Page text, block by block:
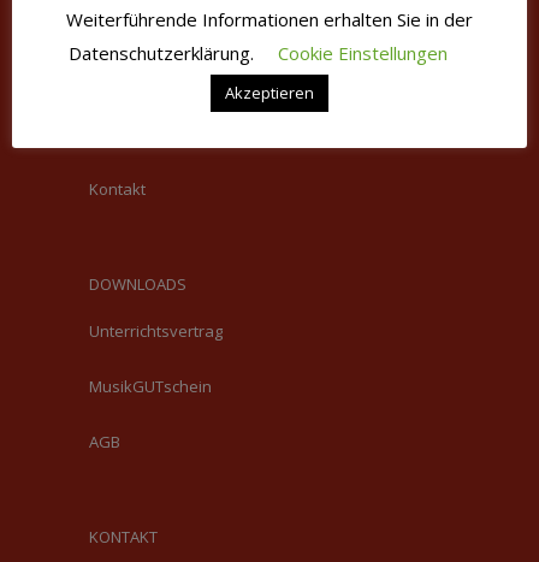
VERSCHIEDENES
Kontakt
DOWNLOADS
Unterrichtsvertrag
MusikGUTschein
AGB
KONTAKT
Weiterführende Informationen erhalten Sie in der
Datenschutzerklärung.
Cookie Einstellungen
Akzeptieren